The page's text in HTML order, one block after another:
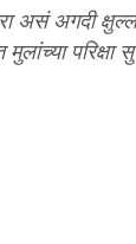
असं अगदी
मुलांच्या